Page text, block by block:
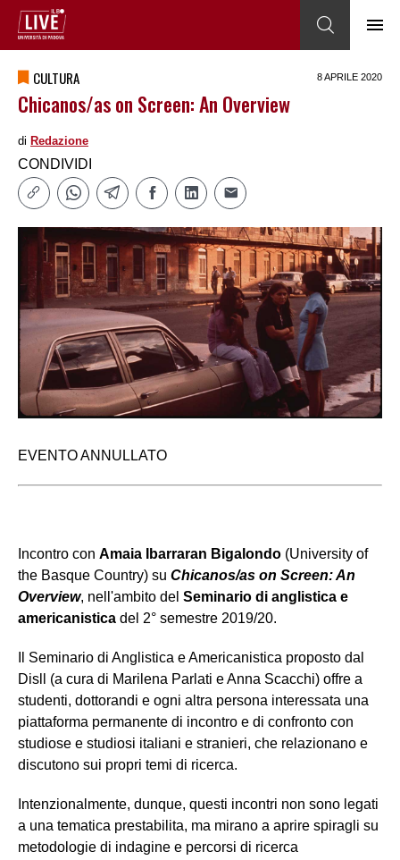
CULTURA 8 APRILE 2020
Chicanos/as on Screen: An Overview
di Redazione
CONDIVIDI
EVENTO ANNULLATO
Incontro con Amaia Ibarraran Bigalondo (University of
the Basque Country) su Chicanos/as on Screen: An
Overview, nell'ambito del Seminario di anglistica e
americanistica del 2° semestre 2019/20.
Il Seminario di Anglistica e Americanistica proposto dal
Disll (a cura di Marilena Parlati e Anna Scacchi) offre a
studenti, dottorandi e ogni altra persona interessata una
piattaforma permanente di incontro e di confronto con
studiose e studiosi italiani e stranieri, che relazionano e
discutono sui propri temi di ricerca.
Intenzionalmente, dunque, questi incontri non sono legati
a una tematica prestabilita, ma mirano a aprire spiragli su
metodologie di indagine e percorsi di ricerca